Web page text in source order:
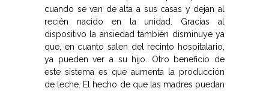
cuando se van de alta a sus casas y dejan al
recién nacido en la unidad. Gracias al
dispositivo la ansiedad también disminuye ya
que, en cuanto salen del recinto hospitalario,
ya pueden ver a su hijo. Otro beneficio de
este sistema es que aumenta la producción
de leche. El hecho de que las madres puedan